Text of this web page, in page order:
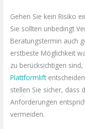
Gehen Sie kein Risiko
Sie sollten unbedingt
Beratungstermin auch
erstbeste Möglichkeit
zu berücksichtigen
Plattformlift
stellen Sie sicher, dass
Anforderungen
vermeiden.